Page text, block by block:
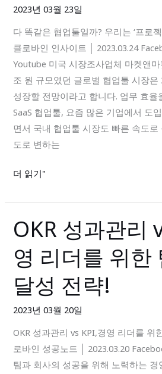
2023년 03월 23일
다 똑같은 협업툴일까? 우리는 ‘프로
클로바인 인사이트 │ 2023.03.24
Youtube 미국 시장조사업체 마켓앤
조 원 규모였던 글로벌 협업툴 시장은
성장할 전망이라고 합니다. 업무 효율
SaaS 협업툴, 요즘 많은 기업에서 도
면서 국내 협업툴 시장도 빠른 속도
도로 변하는
일
까?
우
리
는
‘프
로
젝
관
문
업
툴,
클
로
인
더 읽기"
OKR 성과관리
영 리더를 위한
달성 전략!
2023년 03월 20일
OKR 성과관리 vs KPI,경영 리더를 위
로바인 성공노트 │ 2023.03.20
팀과 회사의 성공을 위해 노력하는 경
OKR
성
과
관
리
경
영
리